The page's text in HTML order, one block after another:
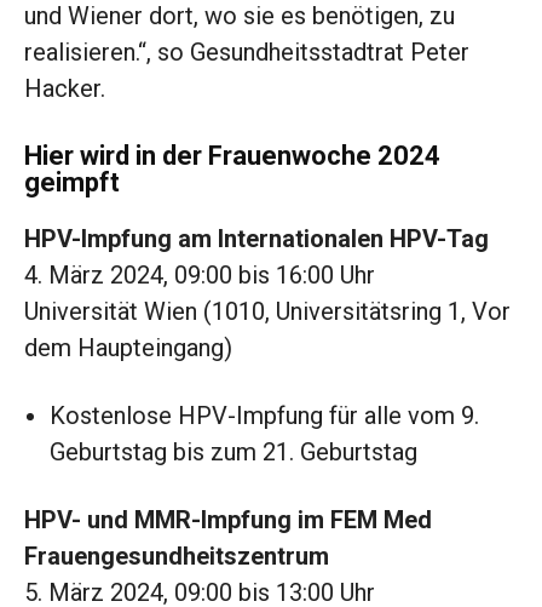
und Wiener dort, wo sie es benötigen, zu
realisieren.“, so Gesundheitsstadtrat Peter
Hacker.
Hier wird in der Frauenwoche 2024
geimpft
HPV-Impfung am Internationalen HPV-Tag
4. März 2024, 09:00 bis 16:00 Uhr
Universität Wien (1010, Universitätsring 1, Vor
dem Haupteingang)
Kostenlose HPV-Impfung für alle vom 9.
Geburtstag bis zum 21. Geburtstag
HPV- und MMR-Impfung im FEM Med
Frauengesundheitszentrum
5. März 2024, 09:00 bis 13:00 Uhr